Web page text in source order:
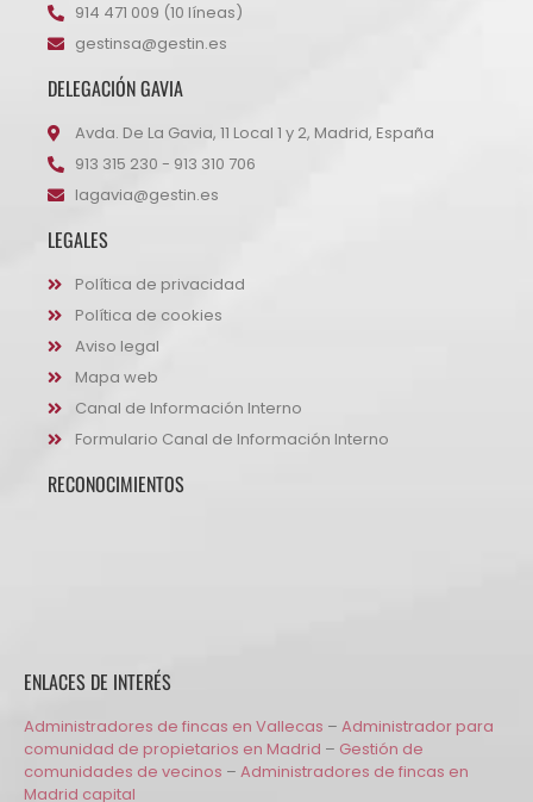
914 471 009 (10 líneas)
gestinsa@gestin.es
DELEGACIÓN GAVIA
Avda. De La Gavia, 11 Local 1 y 2, Madrid, España
913 315 230 - 913 310 706
lagavia@gestin.es
LEGALES
Política de privacidad
Política de cookies
Aviso legal
Mapa web
Canal de Información Interno
Formulario Canal de Información Interno
RECONOCIMIENTOS
ENLACES DE INTERÉS
Administradores de fincas en Vallecas – Administrador para
comunidad de propietarios en Madrid – Gestión de
comunidades de vecinos – Administradores de fincas en
Madrid capital